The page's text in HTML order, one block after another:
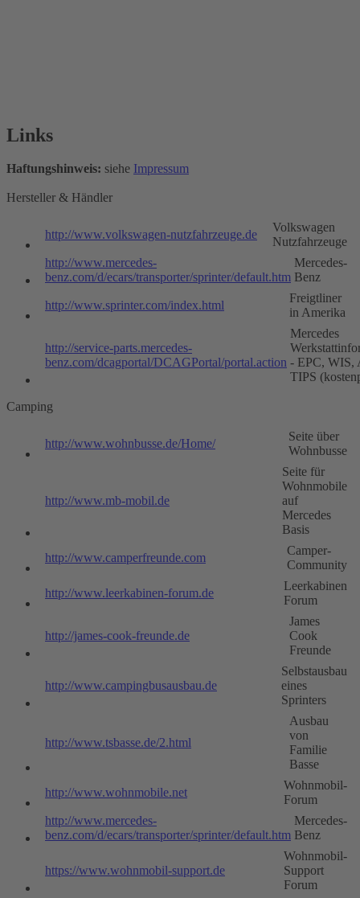
Links
Haftungshinweis: siehe Impressum
Hersteller & Händler
http://www.volkswagen-nutzfahrzeuge.de
Volkswagen
Nutzfahrzeuge
http://www.mercedes-
benz.com/d/ecars/transporter/sprinter/default.htm
Mercedes-
Benz
http://www.sprinter.com/index.html
Freigtliner
in Amerika
http://service-parts.mercedes-
benz.com/dcagportal/DCAGPortal/portal.action
Mercedes
- EPC, WIS,
TIPS
Camping
http://www.wohnbusse.de/Home/
Seite über
Wohnbusse
http://www.mb-mobil.de
Seite für
Wohnmobile
auf
Mercedes
Basis
http://www.camperfreunde.com
Camper-
Community
http://www.leerkabinen-forum.de
Leerkabinen
Forum
http://james-cook-freunde.de
James
Cook
Freunde
http://www.campingbusausbau.de
Selbstausbau
eines
Sprinters
http://www.tsbasse.de/2.html
Ausbau
von
Familie
Basse
http://www.wohnmobile.net
Wohnmobil-
Forum
http://www.mercedes-
benz.com/d/ecars/transporter/sprinter/default.htm
Mercedes-
Benz
https://www.wohnmobil-support.de
Wohnmobil-
Support
Forum